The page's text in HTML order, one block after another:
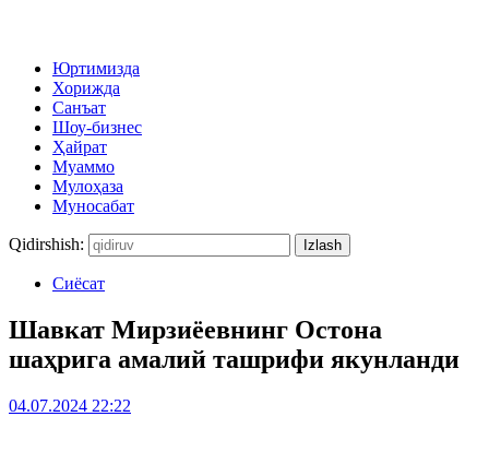
Юртимизда
Хорижда
Санъат
Шоу-бизнес
Ҳайрат
Муаммо
Мулоҳаза
Муносабат
Qidirshish:
Сиёсат
Шавкат Мирзиёевнинг Остона
шаҳрига амалий ташрифи якунланди
04.07.2024 22:22